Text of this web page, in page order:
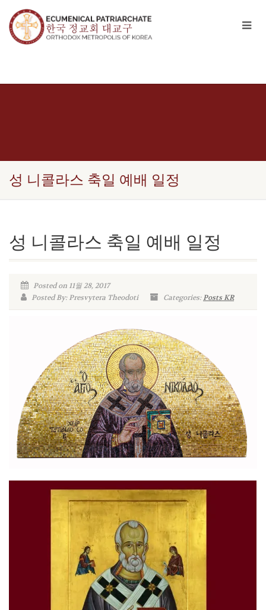
성 니콜라스 축일 예배 일정
성 니콜라스 축일 예배 일정
Posted on 11월 28, 2017
Posted By: Presvytera Theodoti
Categories:Posts KR